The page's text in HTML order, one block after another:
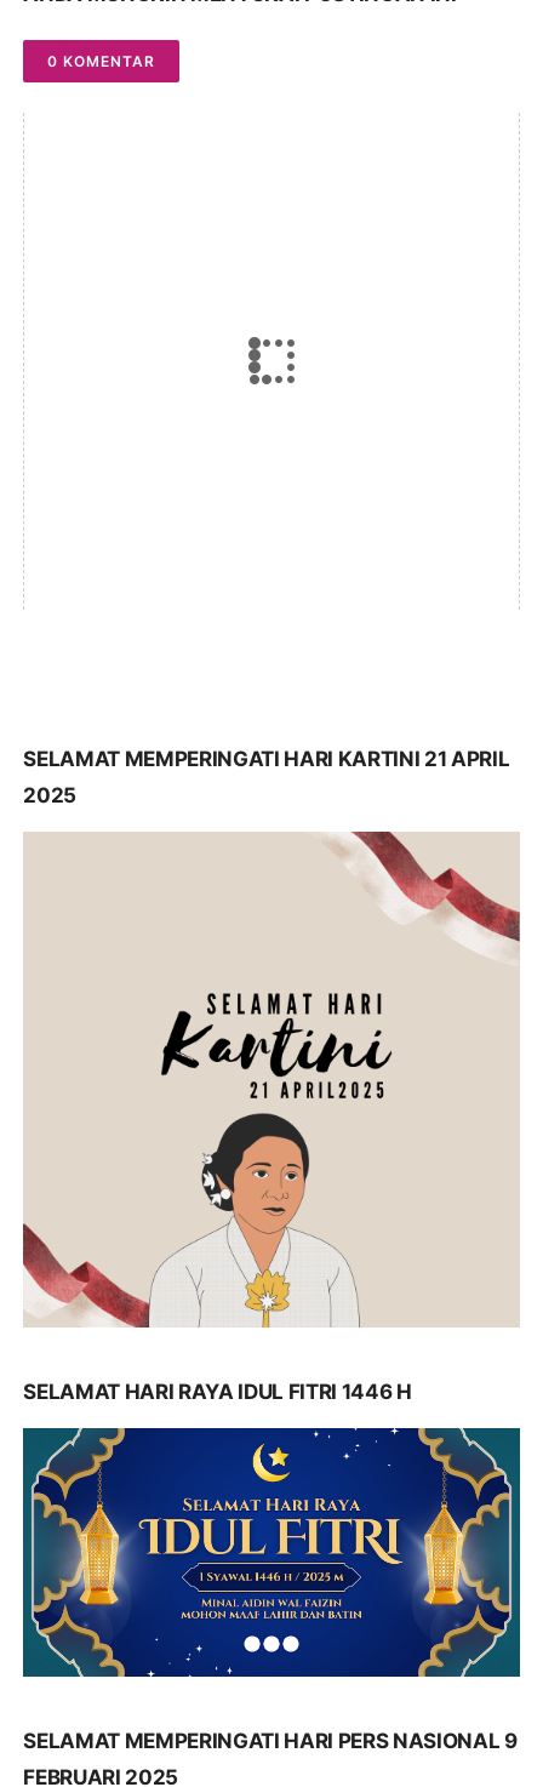
0 KOMENTAR
SELAMAT MEMPERINGATI HARI KARTINI 21 APRIL
2025
SELAMAT HARI RAYA IDUL FITRI 1446 H
SELAMAT MEMPERINGATI HARI PERS NASIONAL 9
FEBRUARI 2025